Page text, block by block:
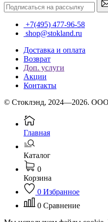
+7(495) 477-96-58
shop@stokland.ru
Доставка и оплата
Возврат
Доп. услуги
Акции
Контакты
© Стоклэнд, 2024—2026.
Главная
Каталог
0
Корзина
0 Избранное
0 Сравнение